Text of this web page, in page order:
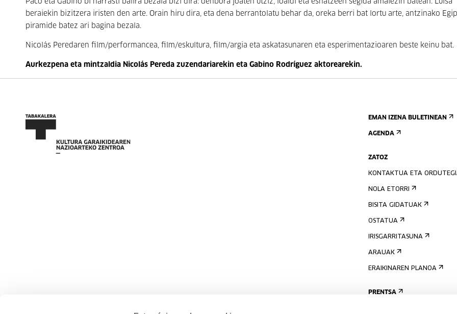
Paco eta Gabino bi narrasti balira bezala bizi dira: denbora joaten utziz, loaldi eta esnatzeen segida amaiezin batean. Luisa
beraiekin bizitzera iristen den arte. Orain hiru dira, eta dena berrantolatu behar da, oreka berri bat lortu arte, antzinako
piramide batez ari bagina bezala.
Nicolás Peredaren film/performancea, film/eskultura, film/argia eta askatasunaren eta esperimentazioaren beste keinu bat.
Aurkezpena eta mintzaldia Nicolás Pereda zuzendariarekin eta Gabino Rodríguez aktorearekin.
EMAN IZENA BULETINEAN
AGENDA
ZATOZ
KONTAKTUA ETA
NOLA ETORRI
BISITA GIDATUAK
OSTATUA
IRISGARRITASUNA
ARAUAK
ERAIKINAREN PLANOA
PRENTSA